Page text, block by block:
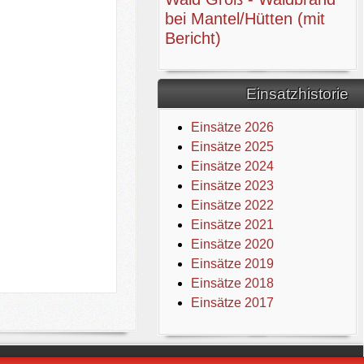
bei Mantel/Hütten (mit
Bericht)
Einsatzhistorie
Einsätze 2026
Einsätze 2025
Einsätze 2024
Einsätze 2023
Einsätze 2022
Einsätze 2021
Einsätze 2020
Einsätze 2019
Einsätze 2018
Einsätze 2017